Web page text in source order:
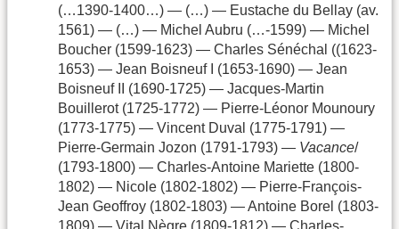
(…1390-1400…) — (…) — Eustache du Bellay (av.
1561) — (…) — Michel Aubru (…-1599) — Michel
Boucher (1599-1623) — Charles Sénéchal ((1623-
1653) — Jean Boisneuf I (1653-1690) — Jean
Boisneuf II (1690-1725) — Jacques-Martin
Bouillerot (1725-1772) — Pierre-Léonor Mounoury
(1773-1775) — Vincent Duval (1775-1791) —
Pierre-Germain Jozon (1791-1793) — Vacance/
(1793-1800) — Charles-Antoine Mariette (1800-
1802) — Nicole (1802-1802) — Pierre-François-
Jean Geoffroy (1802-1803) — Antoine Borel (1803-
1809) — Vital Nègre (1809-1812) — Charles-